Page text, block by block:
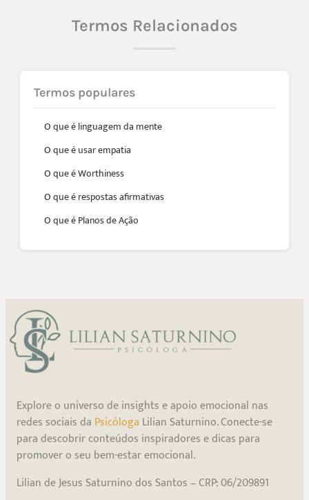
Termos Relacionados
Termos populares
O que é linguagem da mente
O que é usar empatia
O que é Worthiness
O que é respostas afirmativas
O que é Planos de Ação
Explore o universo de insights e apoio emocional nas
redes sociais da Psicóloga Lilian Saturnino. Conecte-se
para descobrir conteúdos inspiradores e dicas para
promover o seu bem-estar emocional.
Lilian de Jesus Saturnino dos Santos – CRP: 06/209891